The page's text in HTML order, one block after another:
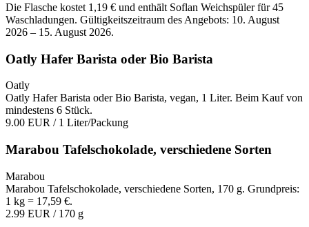
Die Flasche kostet 1,19 € und enthält Soflan Weichspüler für 45
Waschladungen. Gültigkeitszeitraum des Angebots: 10. August
2026 – 15. August 2026.
Oatly Hafer Barista oder Bio Barista
Oatly
Oatly Hafer Barista oder Bio Barista, vegan, 1 Liter. Beim Kauf von
mindestens 6 Stück.
9.00 EUR / 1 Liter/Packung
Marabou Tafelschokolade, verschiedene Sorten
Marabou
Marabou Tafelschokolade, verschiedene Sorten, 170 g. Grundpreis:
1 kg = 17,59 €.
2.99 EUR / 170 g